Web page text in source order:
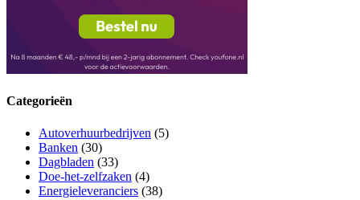
Categorieën
Autoverhuurbedrijven (5)
Banken (30)
Dagbladen (33)
Doe-het-zelfzaken (4)
Energieleveranciers (38)